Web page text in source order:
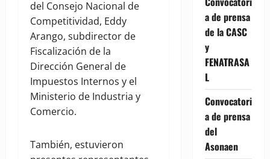
del Consejo Nacional de
Competitividad, Eddy
Arango, subdirector de
Fiscalización de la
Dirección General de
Impuestos Internos y el
Ministerio de Industria y
Comercio.
También, estuvieron
a de prensa
de la CASC
y
FENATRASA
L
Convocatori
a de prensa
del
Asonaen